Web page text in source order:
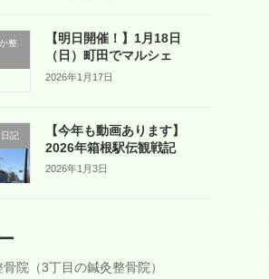
整
【明日開催！】1月18日
（日）町田でマルシェ
2026年1月17日
日記
【今年も動画あります】
2026年箱根駅伝観戦記
2026年1月3日
院（3丁目の鍼灸整骨院）